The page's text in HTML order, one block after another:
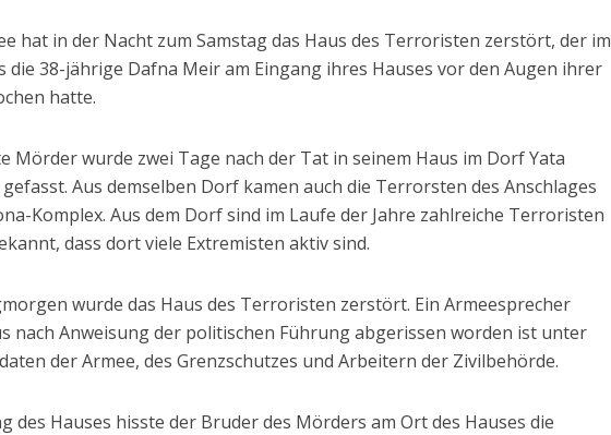
hat in der Nacht zum Samstag das Haus des Terroristen zerstört, der im
die 38-jährige Dafna Meir am Eingang ihres Hauses vor den Augen ihrer
hatte.
Mörder wurde zwei Tage nach der Tat in seinem Haus im Dorf Yata
Aus demselben Dorf kamen auch die Terrorsten des Anschlages
Komplex. Aus dem Dorf sind im Laufe der Jahre zahlreiche Terroristen
dass dort viele Extremisten aktiv sind.
wurde das Haus des Terroristen zerstört. Ein Armeesprecher
nach Anweisung der politischen Führung abgerissen worden ist unter
der Armee, des Grenzschutzes und Arbeitern der Zivilbehörde.
des Hauses hisste der Bruder des Mörders am Ort des Hauses die
Israel
Israelische Initiativen helfen
beim Übergang ins zivile
Leben
Israelische Wahlen 2026: Das ist
die Knesset – Vladimir Beliak